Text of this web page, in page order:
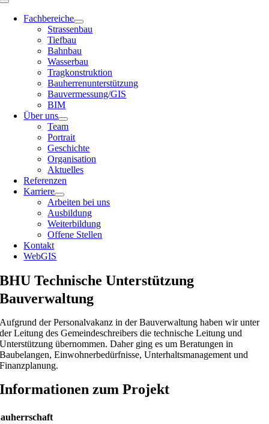
Toggle
NavigationFachbereiche
Strassenbau
Tiefbau
Bahnbau
Wasserbau
Tragkonstruktion
Bauherrenunterstützung
Bauvermessung/GIS
BIM
Über uns
Team
Portrait
Geschichte
Organisation
Aktuelles
Referenzen
Karriere
Arbeiten bei uns
Ausbildung
Weiterbildung
Offene Stellen
Kontakt
WebGIS
BHU Technische Unterstützung
Bauverwaltung
Aufgrund der Personalvakanz in der Bauverwaltung haben wir unter
der Leitung des Gemeindeschreibers die technische Leitung und
Unterstützung übernommen. Daher ging es um Beratungen in
Baubelangen, Einwohnerbedürfnisse, Unterhaltsmanagement und
Finanzplanung.
Informationen zum Projekt